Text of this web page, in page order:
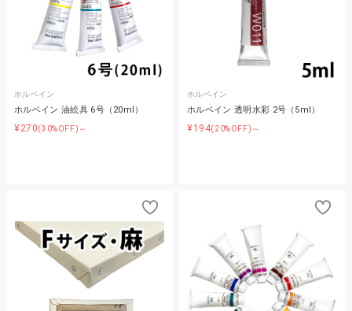
ホルベイン
ホルベイン 油絵具 6号（20ml）
¥270(30%OFF)～
ホルベイン
ホルベイン 透明水彩 2号（5ml）
¥194(20%OFF)～